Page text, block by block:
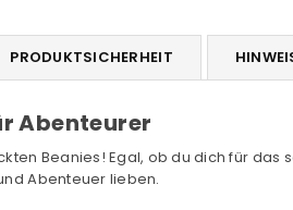
PRODUKTSICHERHEIT
Abenteurer
Beanies! Egal, ob du dich für das
Abenteuer lieben.